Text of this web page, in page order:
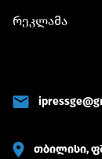
რეკლამა
თბილისი,